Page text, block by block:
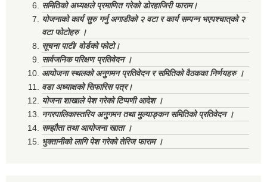
समितिको अध्यक्षले प्रमाणित गरेको डोरहाजिरी फाराम।
योजनाको कार्य सुरु गर्नु अगाडीको २ वटा र कार्य सम्पन्न भएपश्चात्‌को २
वटा फोटोहरु ।
सूचना पाटी/ वोर्डको फोटो।
सार्वजनिक परिक्षण प्रतिवेदन ।
आयोजना स्थलको अनुगमन प्रतिवेदन र समितिको वैठकका निर्णयहरु ।
वडा अध्याक्षको सिफारिस पत्र।
योजना शाखाले पेश गरेको टिप्पणी आदेश ।
नगरपालिकास्तरिय अनुगमन तथा मुल्याङ्कन समितिको प्रतिवेदन ।
सम्झौता तथा आयोजना खाता ।
भुक्तानीको लागि पेश गरेको तेरिज फाराम ।